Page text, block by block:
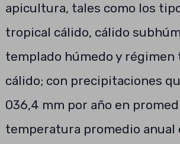
apicultura, tales como los
tropical cálido, cálido
templado húmedo y régimen
cálido; con precipitaciones
036,4 mm por año en
temperatura promedio anual